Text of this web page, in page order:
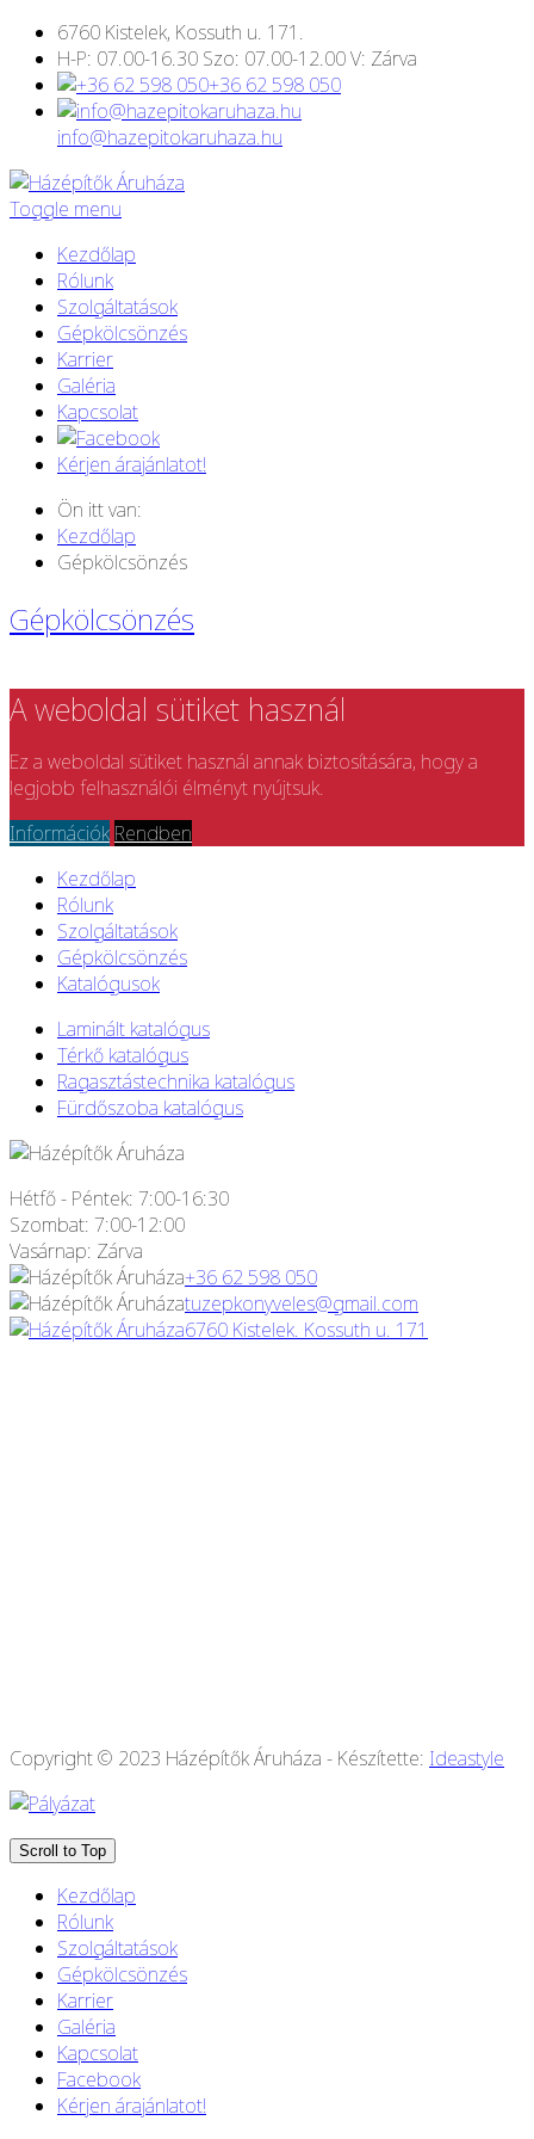
6760 Kistelek, Kossuth u. 171.
H-P: 07.00-16.30 Szo: 07.00-12.00 V: Zárva
+36 62 598 050
info@hazepitokaruhaza.hu
Toggle menu
Kezdőlap
Rólunk
Szolgáltatások
Gépkölcsönzés
Karrier
Galéria
Kapcsolat
Kérjen árajánlatot!
Ön itt van:
Kezdőlap
Gépkölcsönzés
Gépkölcsönzés
A weboldal sütiket használ
Ez a weboldal sütiket használ annak biztosítására, hogy a
legjobb felhasználói élményt nyújtsuk.
Információk Rendben
Kezdőlap
Rólunk
Szolgáltatások
Gépkölcsönzés
Katalógusok
Laminált katalógus
Térkő katalógus
Ragasztástechnika katalógus
Fürdőszoba katalógus
Hétfő - Péntek: 7:00-16:30
Szombat: 7:00-12:00
Vasárnap: Zárva
+36 62 598 050
tuzepkonyveles@gmail.com
6760 Kistelek. Kossuth u. 171
Copyright © 2023 Házépítők Áruháza - Készítette: Ideastyle
Scroll to Top
Kezdőlap
Rólunk
Szolgáltatások
Gépkölcsönzés
Karrier
Galéria
Kapcsolat
Facebook
Kérjen árajánlatot!